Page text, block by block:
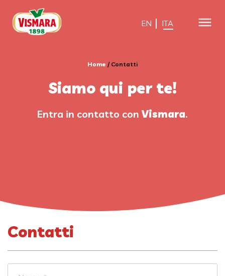
EN ITA
Home / Contatti
Siamo qui per te!
Entra in contatto conVismara.
Contatti